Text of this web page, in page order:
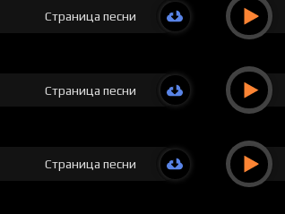
Страница песни
Страница песни
Страница песни